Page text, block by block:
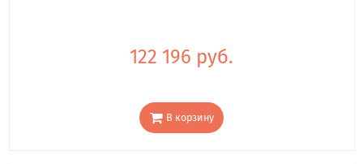
122 196 руб.
В корзину